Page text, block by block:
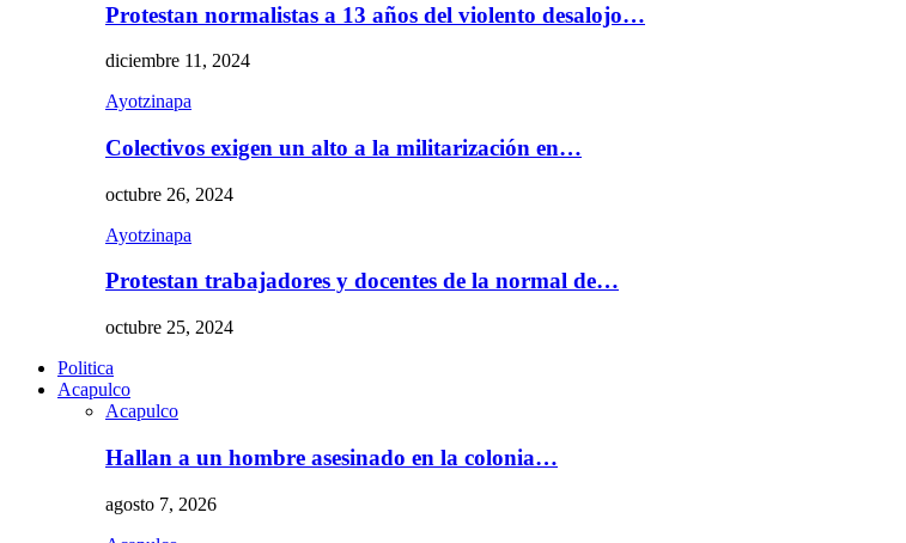
Protestan normalistas a 13 años del violento desalojo…
diciembre 11, 2024
Ayotzinapa
Colectivos exigen un alto a la militarización en…
octubre 26, 2024
Ayotzinapa
Protestan trabajadores y docentes de la normal de…
octubre 25, 2024
Politica
Acapulco
Acapulco
Hallan a un hombre asesinado en la colonia…
agosto 7, 2026